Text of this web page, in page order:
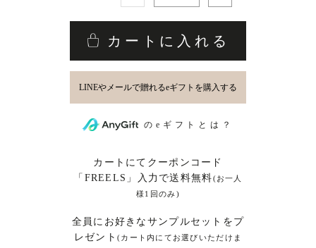
カートに入れる
のeギフトとは？
カートにてクーポンコード
「FREELS」入力で送料無料(お一人
様1回のみ)
全員にお好きなサンプルセットをプ
レゼント (カート内にてお選びいただけま